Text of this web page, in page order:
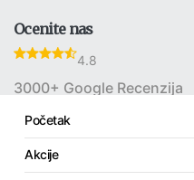
Početak
Akcije
Ocenite nas
4.8
3000+ Google Recenzija
Linkovi